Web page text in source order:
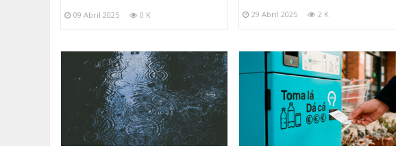
09 Abril 2025 0 K 29 Abril 2025 2 K